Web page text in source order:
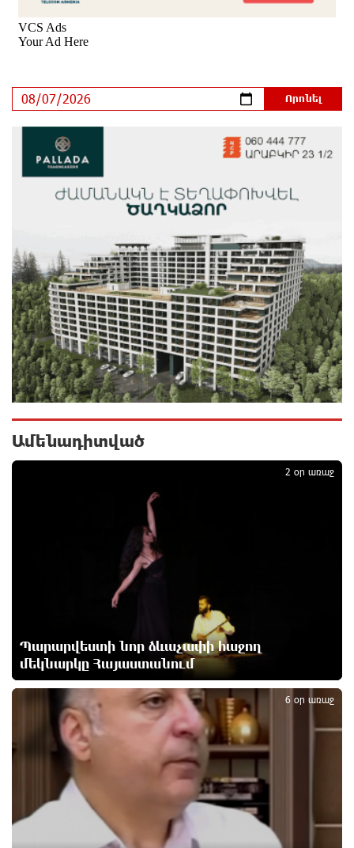
Օգոստոսի 7-ին՝ Գարեգին Բ Ամենայն Հայոց
Կաթողիկոսի դատական նիստը
ՆԳՆ-ն՝ աղբակույտի տակ մնացած քաղաքացու
մահվան մասին
8 ժամ առաջ
«Համահայկական ճակատ» շարժումը
զորակցություն է հայտնում Ամենայն Հայոց
8 ժամ առաջ
Ավտովթար՝ Կոտայքի մարզում. Զովունի-Եղվարդ
ճանապարհին բախվել են «Alfa Romeo»-ն և «Opel»-
ը. կա վիրավոր
8 ժամ առաջ
Արժևորվում է Շիրակի երգիծական
բանահյուսությունը
Վրաստանում պետական ​​պաշտոնյային կաշառելու
փորձի համար քաղաքացի է ձերբակալվել
ՌԴ-ն պատրաստ է շարունակել Հայաստանի
երկաթուղիների կոնցեսիոն կառավարումը.
Հայաստանի բնակչության թիվը շուրջ 7 հազարով
ավելացել է
Իսրայելի ՊԲ-ն հարձակվել է Լիբանանում
«Հըզբոլլահ»-ի հրամանատարական կետերի և
պահեստների վրա
«Ռեալ Մադրիդ»-ն ու «ՌԲ Լայպցիգը»
համաձայնության են եկել Յան Դիոմանդեի
տրանսֆերի վերաբերյալ
Ամենադիտված
Պարարվեստի նոր ձևաչափի հաջող
մեկնարկը Հայաստանում
2 օր առաջ
1
6 օր առաջ
2